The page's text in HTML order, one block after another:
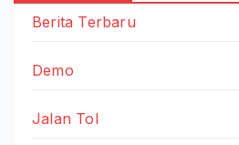
Berita Terbaru
Demo
Jalan Tol